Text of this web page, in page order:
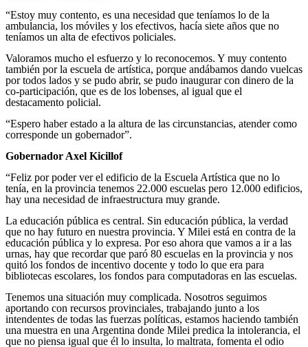
“Estoy muy contento, es una necesidad que teníamos lo de la
ambulancia, los móviles y los efectivos, hacía siete años que no
teníamos un alta de efectivos policiales.
Valoramos mucho el esfuerzo y lo reconocemos. Y muy contento
también por la escuela de artística, porque andábamos dando vuelcas
por todos lados y se pudo abrir, se pudo inaugurar con dinero de la
co-participación, que es de los lobenses, al igual que el
destacamento policial.
“Espero haber estado a la altura de las circunstancias, atender como
corresponde un gobernador”.
Gobernador Axel Kicillof
“Feliz por poder ver el edificio de la Escuela Artística que no lo
tenía, en la provincia tenemos 22.000 escuelas pero 12.000 edificios,
hay una necesidad de infraestructura muy grande.
La educación pública es central. Sin educación pública, la verdad
que no hay futuro en nuestra provincia. Y Milei está en contra de la
educación pública y lo expresa. Por eso ahora que vamos a ir a las
urnas, hay que recordar que paró 80 escuelas en la provincia y nos
quitó los fondos de incentivo docente y todo lo que era para
bibliotecas escolares, los fondos para computadoras en las escuelas.
Tenemos una situación muy complicada. Nosotros seguimos
aportando con recursos provinciales, trabajando junto a los
intendentes de todas las fuerzas políticas, estamos haciendo también
una muestra en una Argentina donde Milei predica la intolerancia, el
que no piensa igual que él lo insulta, lo maltrata, fomenta el odio